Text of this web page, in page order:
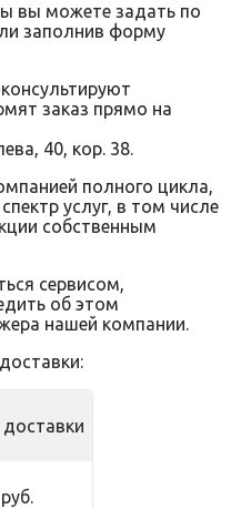
вы можете задать по
заполнив форму
заказ прямо на
40, кор. 38.
полного цикла,
услуг, в том числе
собственным
сервисом,
об этом
нашей компании.